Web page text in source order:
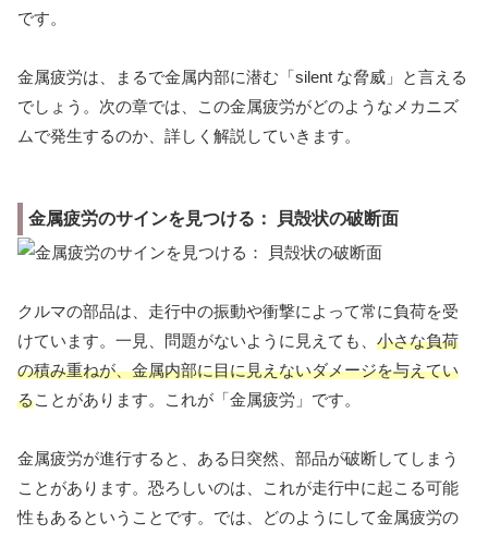
です。
金属疲労は、まるで金属内部に潜む「silent な脅威」と言える
でしょう。次の章では、この金属疲労がどのようなメカニズ
ムで発生するのか、詳しく解説していきます。
金属疲労のサインを見つける： 貝殻状の破断面
クルマの部品は、走行中の振動や衝撃によって常に負荷を受
けています。一見、問題がないように見えても、 小さな負荷
の積み重ねが、金属内部に目に見えないダメージを与えてい
ることがあります。これが「金属疲労」です。
金属疲労が進行すると、ある日突然、部品が破断してしまう
ことがあります。恐ろしいのは、これが走行中に起こる可能
性もあるということです。では、どのようにして金属疲労の